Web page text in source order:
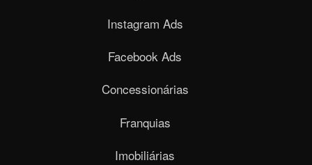
Instagram Ads
Facebook Ads
Concessionárias
Franquias
Imobiliárias